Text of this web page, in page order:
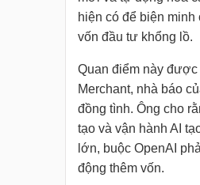
hiện có để biện minh
vốn đầu tư khổng lồ.
Quan điểm này được
Merchant, nhà báo
đồng tình. Ông cho
tạo và vận hành AI
lớn, buộc OpenAI
động thêm vốn.